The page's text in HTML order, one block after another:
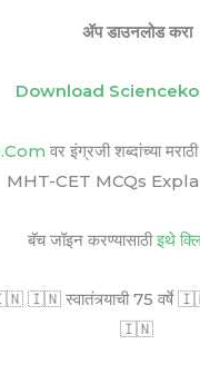
ॲप डाउनलोड करा
Download
वर इंग्रजी शब्दांच्या
MHT-CET MCQs
बॅच जॉइन करण्यासाठीइथे
75
🇮🇳